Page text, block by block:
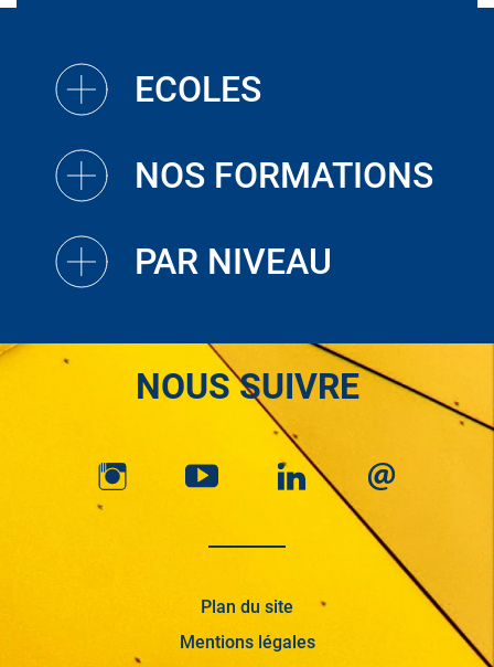
ECOLES
NOS FORMATIONS
PAR NIVEAU
NOUS SUIVRE
Plan du site
Mentions légales